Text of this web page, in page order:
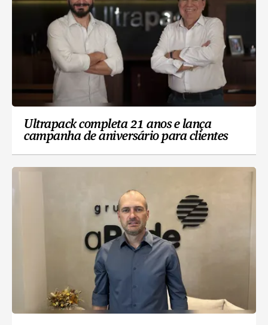
Ultrapack completa 21 anos e lança
campanha de aniversário para clientes